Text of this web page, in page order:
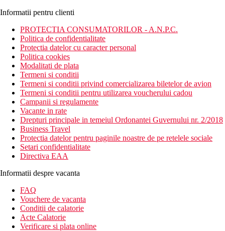
Informatii pentru clienti
PROTECTIA CONSUMATORILOR - A.N.P.C.
Politica de confidentialitate
Protectia datelor cu caracter personal
Politica cookies
Modalitati de plata
Termeni si conditii
Termeni si conditii privind comercializarea biletelor de avion
Termeni si conditii pentru utilizarea voucherului cadou
Campanii si regulamente
Vacante in rate
Drepturi principale in temeiul Ordonantei Guvernului nr. 2/2018
Business Travel
Protectia datelor pentru paginile noastre de pe retelele sociale
Setari confidentialitate
Directiva EAA
Informatii despre vacanta
FAQ
Vouchere de vacanta
Conditii de calatorie
Acte Calatorie
Verificare si plata online